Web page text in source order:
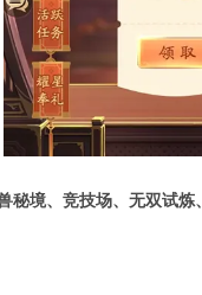
秘境、竞技场、无双试炼